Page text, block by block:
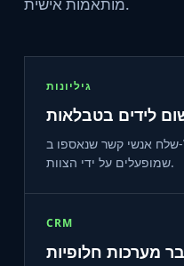
גיליונות
לידים בטבלאות
שלח אנשי קשר שנאספו ב-WhatsApp לבסיסי נתונים
שמופעלים על ידי הצוות.
CRM
מערכות חלופיות